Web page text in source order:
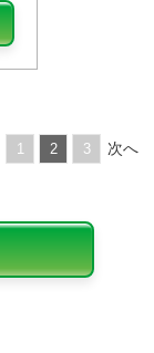
1 2 3 次へ